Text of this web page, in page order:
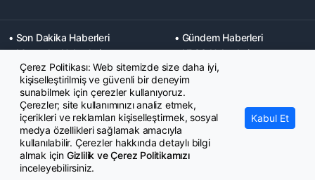
• Son Dakika Haberleri
• Gündem Haberleri
• Memurlar Haberleri
• KPSS Haberleri
• Ekonomi Haberleri
• Eğitim Haberleri
• Yaşam Haberleri
• Maaş Verileri Haberleri
• Mahkeme Kararları
Haberleri
Çerez Politikası: Web sitemizde size daha iyi,
kişiselleştirilmiş ve güvenli bir deneyim
sunabilmek için çerezler kullanıyoruz.
Çerezler; site kullanımınızı analiz etmek,
içerikleri ve reklamları kişiselleştirmek, sosyal
medya özellikleri sağlamak amacıyla
kullanılabilir. Çerezler hakkında detaylı bilgi
almak için Gizlilik ve Çerez Politikamızı
inceleyebilirsiniz.
Kabul Et